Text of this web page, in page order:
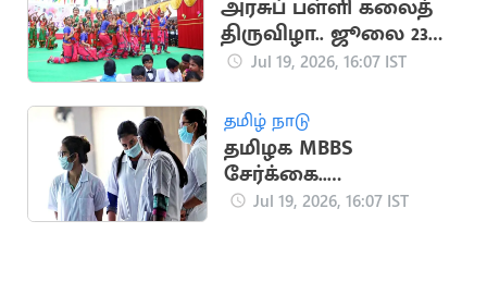
அரசுப் பள்ளி கலைத்
திருவிழா.. ஜூலை 23
முதல் தொடக்கம்
Jul 19, 2026, 16:07 IST
தமிழ் நாடு
தமிழக MBBS
சேர்க்கை..
எதிர்பார்க்கப்படும் கட்-
Jul 19, 2026, 16:07 IST